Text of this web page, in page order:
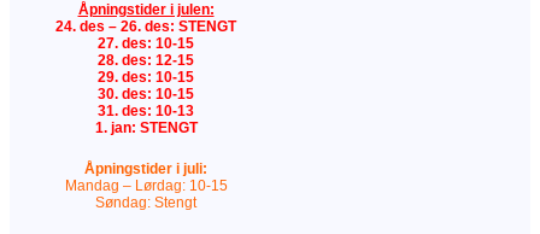
Åpningstider i julen:
24. des – 26. des: STENGT
27. des: 10-15
28. des: 12-15
29. des: 10-15
30. des: 10-15
31. des: 10-13
1. jan: STENGT
Åpningstider i juli:
Mandag – Lørdag: 10-15
Søndag: Stengt